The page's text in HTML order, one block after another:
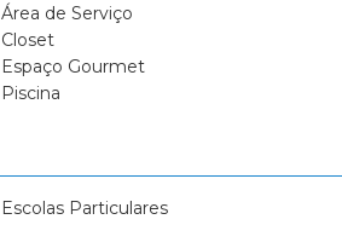
Condomínio Residencial Alto do
Condomínio Residencial Quinta da
Condomínio Residencial Samambaia
Área de Serviço
Closet
Espaço Gourmet
Piscina
Escolas Particulares